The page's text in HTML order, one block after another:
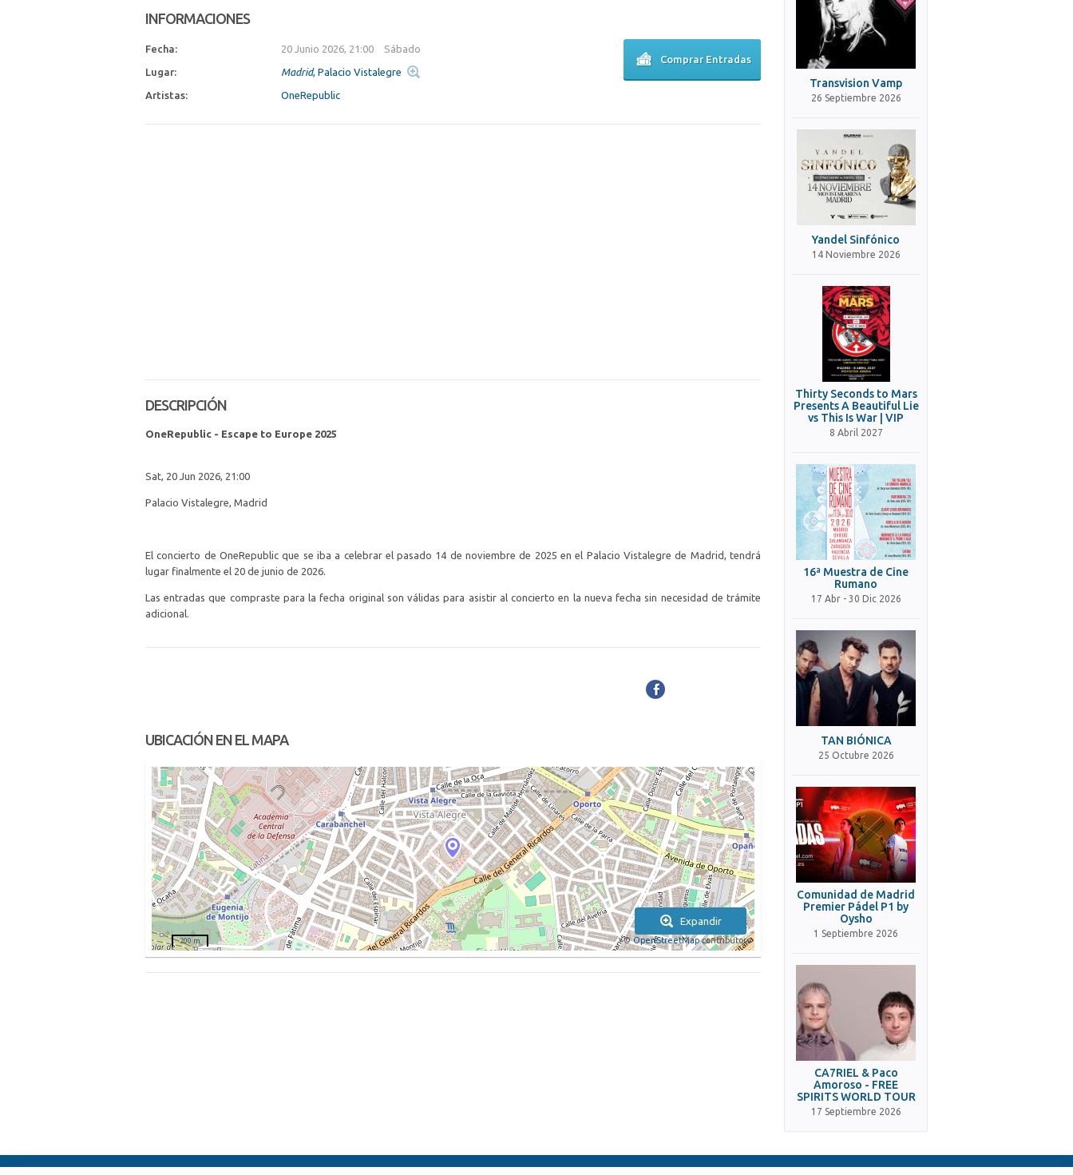
INFORMACIONES
Fecha: 20 Junio 2026, 21:00 Sábado
Lugar: Madrid, Palacio Vistalegre
Artistas: OneRepublic
Comprar Entradas
DESCRIPCIÓN
OneRepublic - Escape to Europe 2025
Sat, 20 Jun 2026, 21:00
Palacio Vistalegre, Madrid
El concierto de OneRepublic que se iba a celebrar el pasado 14 de noviembre de 2025 en el Palacio Vistalegre de Madrid, tendrá
lugar finalmente el 20 de junio de 2026.
Las entradas que compraste para la fecha original son válidas para asistir al concierto en la nueva fecha sin necesidad de trámite
adicional.
UBICACIÓN EN EL MAPA
Expandir
©OpenStreetMapcontributors
200 m
Transvision Vamp
26 Septiembre 2026
Yandel Sinfónico
14 Noviembre 2026
Thirty Seconds to Mars
Presents A Beautiful Lie
vs This Is War | VIP
8 Abril 2027
16ª Muestra de Cine
Rumano
17 Abr - 30 Dic 2026
TAN BIÓNICA
25 Octubre 2026
Comunidad de Madrid
Premier Pádel P1 by
Oysho
1 Septiembre 2026
CA7RIEL & Paco
Amoroso - FREE
SPIRITS WORLD TOUR
17 Septiembre 2026